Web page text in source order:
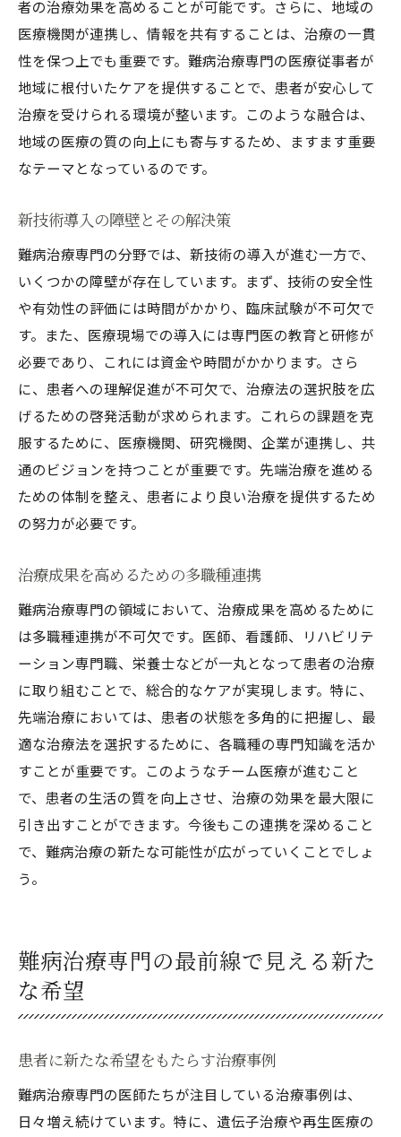
者の治療効果を高めることが可能です。さらに、地域の
医療機関が連携し、情報を共有することは、治療の一貫
性を保つ上でも重要です。難病治療専門の医療従事者が
地域に根付いたケアを提供することで、患者が安心して
治療を受けられる環境が整います。このような融合は、
地域の医療の質の向上にも寄与するため、ますます重要
なテーマとなっているのです。
新技術導入の障壁とその解決策
難病治療専門の分野では、新技術の導入が進む一方で、
いくつかの障壁が存在しています。まず、技術の安全性
や有効性の評価には時間がかかり、臨床試験が不可欠で
す。また、医療現場での導入には専門医の教育と研修が
必要であり、これには資金や時間がかかります。さら
に、患者への理解促進が不可欠で、治療法の選択肢を広
げるための啓発活動が求められます。これらの課題を克
服するために、医療機関、研究機関、企業が連携し、共
通のビジョンを持つことが重要です。先端治療を進める
ための体制を整え、患者により良い治療を提供するため
の努力が必要です。
治療成果を高めるための多職種連携
難病治療専門の領域において、治療成果を高めるために
は多職種連携が不可欠です。医師、看護師、リハビリテ
ーション専門職、栄養士などが一丸となって患者の治療
に取り組むことで、総合的なケアが実現します。特に、
先端治療においては、患者の状態を多角的に把握し、最
適な治療法を選択するために、各職種の専門知識を活か
すことが重要です。このようなチーム医療が進むこと
で、患者の生活の質を向上させ、治療の効果を最大限に
引き出すことができます。今後もこの連携を深めること
で、難病治療の新たな可能性が広がっていくことでしょ
う。
難病治療専門の最前線で見える新た
な希望
患者に新たな希望をもたらす治療事例
難病治療専門の医師たちが注目している治療事例は、
日々増え続けています。特に、遺伝子治療や再生医療の